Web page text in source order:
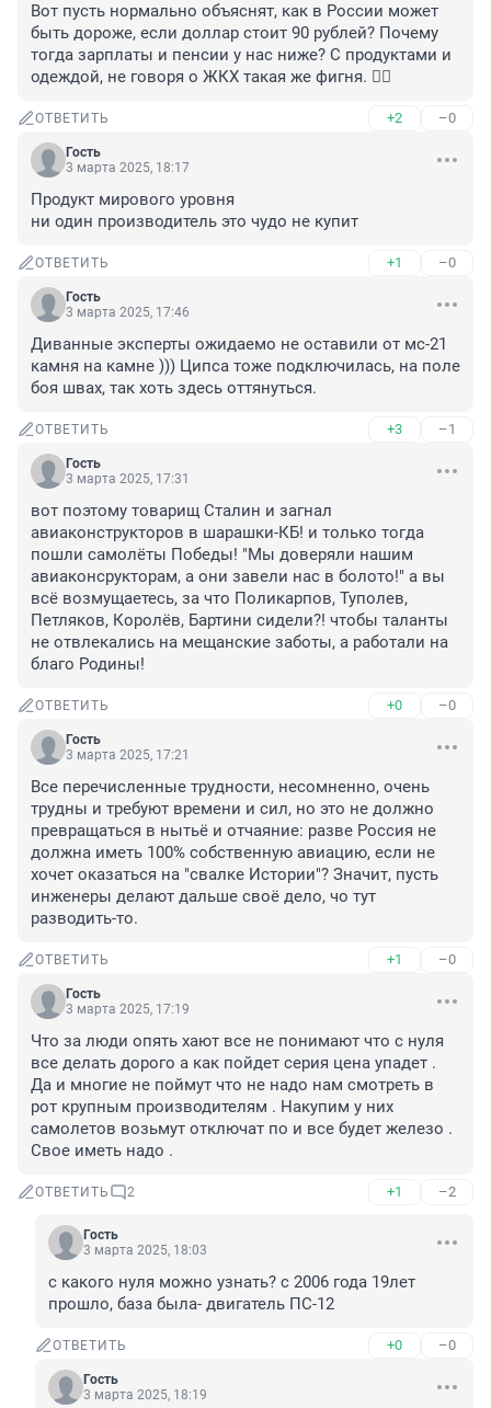
Вот пусть нормально объяснят, как в России может
быть дороже, если доллар стоит 90 рублей? Почему
тогда зарплаты и пенсии у нас ниже? С продуктами и
одеждой, не говоря о ЖКХ такая же фигня. 🤷‍♂️
ОТВЕТИТЬ +2 –0
Гость
3 марта 2025, 18:17
Продукт мирового уровня
ни один производитель это чудо не купит
ОТВЕТИТЬ +1 –0
Гость
3 марта 2025, 17:46
Диванные эксперты ожидаемо не оставили от мс-21
камня на камне ))) Ципса тоже подключилась, на поле
боя швах, так хоть здесь оттянуться.
ОТВЕТИТЬ +3 –1
Гость
3 марта 2025, 17:31
вот поэтому товарищ Сталин и загнал
авиаконструкторов в шарашки-КБ! и только тогда
пошли самолёты Победы! "Мы доверяли нашим
авиаконсрукторам, а они завели нас в болото!" а вы
всё возмущаетесь, за что Поликарпов, Туполев,
Петляков, Королёв, Бартини сидели?! чтобы таланты
не отвлекались на мещанские заботы, а работали на
благо Родины!
ОТВЕТИТЬ +0 –0
Гость
3 марта 2025, 17:21
Все перечисленные трудности, несомненно, очень
трудны и требуют времени и сил, но это не должно
превращаться в нытьё и отчаяние: разве Россия не
должна иметь 100% собственную авиацию, если не
хочет оказаться на "свалке Истории"? Значит, пусть
инженеры делают дальше своё дело, чо тут
разводить-то.
ОТВЕТИТЬ +1 –0
Гость
3 марта 2025, 17:19
Что за люди опять хают все не понимают что с нуля
все делать дорого а как пойдет серия цена упадет .
Да и многие не поймут что не надо нам смотреть в
рот крупным производителям . Накупим у них
самолетов возьмут отключат по и все будет железо .
Свое иметь надо .
ОТВЕТИТЬ 2 +1 –2
Гость
3 марта 2025, 18:03
с какого нуля можно узнать? с 2006 года 19лет
прошло, база была- двигатель ПС-12
ОТВЕТИТЬ +0 –0
Гость
3 марта 2025, 18:19